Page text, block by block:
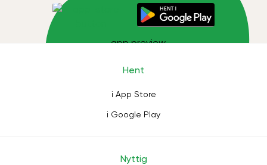
Hent
i App Store
i Google Play
Nyttig